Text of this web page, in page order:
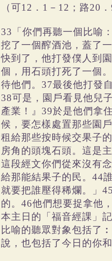
（可12．1－12；路20
33「你們再聽一個比喻
挖了一個醡酒池，蓋了
快到了，他打發僕人到
個，用石頭打死了一個
待他們。37最後他打發
38可是，園戶看見他兒
產業！』39於是他們拿
候，要怎樣處置那些園
租給那些按時候交果子
房角的頭塊石頭。這是
這段經文你們從來沒有
給那能結果子的民。44
就要把誰壓得稀爛。」
的。46他們想要捉拿他
本主日的「福音經課」
比喻的聽眾對象包括了
說，也包括了今日的你